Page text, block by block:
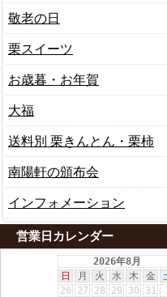
敬老の日
栗スイーツ
お歳暮・お年賀
大福
送料別 栗きんとん・栗柿
南陽軒の頒布会
インフォメーション
営業日カレンダー